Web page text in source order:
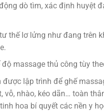
dò tìm, xác định huyệt
thế lơ lửng như đang trên
massage thủ công tùy
lập trình để ghế
vỗ, nhào, kéo dãn… toàn
hoa bí quyết các nền y